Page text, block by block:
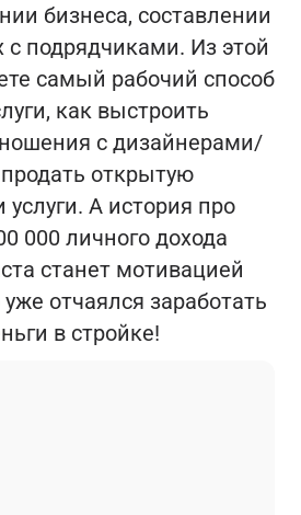
бизнеса, составлении
с подрядчиками. Из этой
самый рабочий способ
как выстроить
с дизайнерами/
открытую
услуги. А история про
000 личного дохода
станет мотивацией
отчаялся заработать
в стройке!